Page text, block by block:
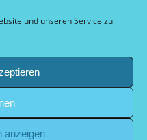
und unseren Service zu
anzeigen